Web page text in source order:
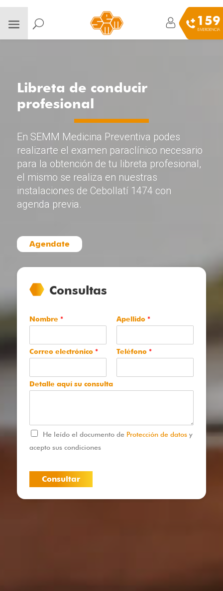
159
EMERGENCIA
Libreta de conducir
profesional
En SEMM Medicina Preventiva podes
realizarte el examen paraclínico necesario
para la obtención de tu libreta profesional,
el mismo se realiza en nuestras
instalaciones de Cebollatí 1474 con
agenda previa.
Agendate
Consultas
Nombre * Apellido *
Correo electrónico * Teléfono *
Detalle aquí su consulta
He leído el documento de Protección de datosy
acepto sus condiciones
Consultar